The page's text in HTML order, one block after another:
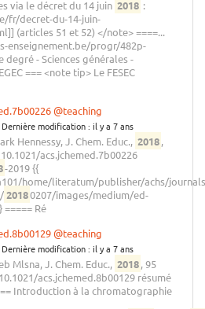
via le décret du 14 juin 2018 :
fr/decret-du-14-juin-
(articles 51 et 52) </note> ====...
enseignement.be/progr/482p-
- Sciences générales -
=== <note tip> Le FESEC
@teaching
Dernière modification : il y a 7 ans
Hennessy, J. Chem. Educ., 2018 ,
acs.jchemed.7b00226
-2019 {{
home/literatum/publisher/achs/
20180207/images/medium/ed-
Ré
@teaching
Dernière modification : il y a 7 ans
Mlsna, J. Chem. Educ., 2018 , 95
acs.jchemed.8b00129 résumé
Introduction à la chromatographie